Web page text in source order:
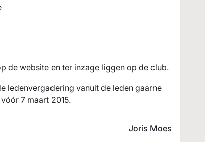
de website en ter inzage liggen op de club.
ledenvergadering vanuit de leden gaarne
7 maart 2015.
Joris Moes